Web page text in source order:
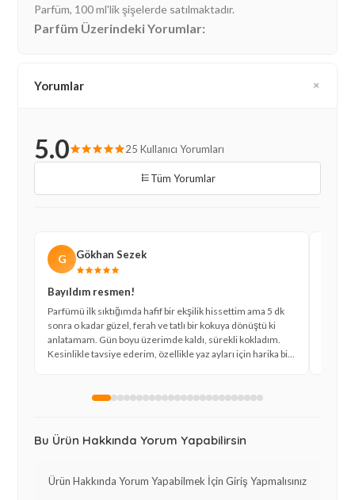
Parfüm, 100 ml'lik şişelerde satılmaktadır.
Parfüm Üzerindeki Yorumlar:
Yorumlar
5.0 25 Kullanıcı Yorumları
Tüm Yorumlar
G Gökhan Sezek
Bayıldım resmen!
Parfümü ilk sıktığımda hafif bir ekşilik hissettim ama 5 dk
sonra o kadar güzel, ferah ve tatlı bir kokuya dönüştü ki
anlatamam. Gün boyu üzerimde kaldı, sürekli kokladım.
Kesinlikle tavsiye ederim, özellikle yaz ayları için harika bir
Bu Ürün Hakkında Yorum Yapabilirsin
Ürün Hakkında Yorum Yapabilmek İçin Giriş Yapmalısınız